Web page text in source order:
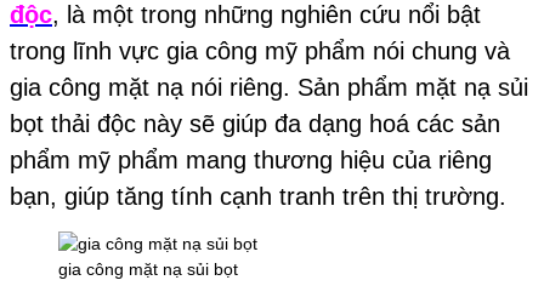
độc, là một trong những nghiên cứu nổi bật
trong lĩnh vực gia công mỹ phẩm nói chung và
gia công mặt nạ nói riêng. Sản phẩm mặt nạ sủi
bọt thải độc này sẽ giúp đa dạng hoá các sản
phẩm mỹ phẩm mang thương hiệu của riêng
bạn, giúp tăng tính cạnh tranh trên thị trường.
gia công mặt nạ sủi bọt